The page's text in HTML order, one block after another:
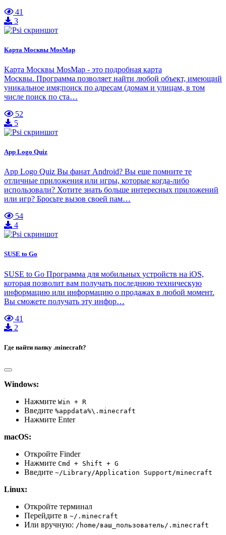
41
3
Карта Москвы MosMap
Карта Москвы MosMap - это подробная карта
Москвы. Программа позволяет найти любой объект, имеющий
уникальное имя;поиск по адресам (домам и улицам, в том
числе поиск по ста…
52
5
App Logo Quiz
App Logo Quiz Вы фанат Android? Вы еще помните те
отличные приложения или игры, которые когда-либо
использовали? Хотите знать больше интересных приложений
или игр? Бросьте вызов своей пам…
54
4
SUSE to Go
SUSE to Go Программа для мобильных устройств на iOS,
которая позволит вам получать последнюю техническую
информацию или информацию о продажах в любой момент.
Вы сможете получать эту инфор…
41
2
Где найти папку .minecraft?
Windows:
Нажмите Win + R
Введите %appdata%\.minecraft
Нажмите Enter
macOS:
Откройте Finder
Нажмите Cmd + Shift + G
Введите ~/Library/Application Support/minecraft
Linux:
Откройте терминал
Перейдите в ~/.minecraft
Или вручную: /home/ваш_пользователь/.minecraft